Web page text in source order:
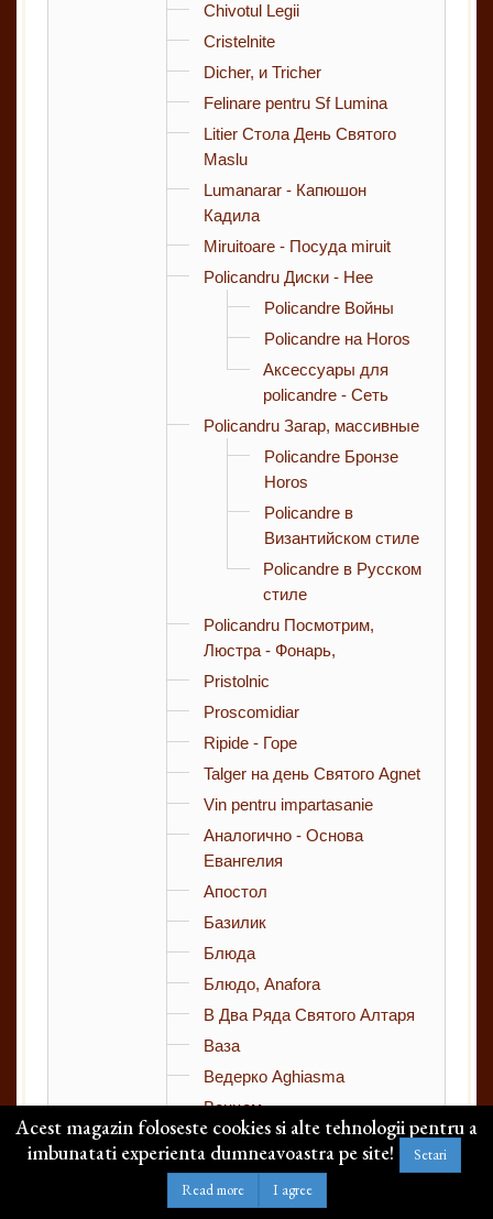
Chivotul Legii
Cristelnite
Dicher, и Tricher
Felinare pentru Sf Lumina
Litier Стола День Святого
Maslu
Lumanarar - Капюшон
Кадила
Miruitoare - Посуда miruit
Policandru Диски - Нее
Policandre Войны
Policandre на Horos
Аксессуары для
policandre - Сеть
Policandru Загар, массивные
Policandre Бронзе
Horos
Policandre в
Византийском стиле
Policandre в Русском
стиле
Policandru Посмотрим,
Люстра - Фонарь,
Pristolnic
Proscomidiar
Ripide - Горе
Talger на день Святого Agnet
Vin pentru impartasanie
Аналогично - Основа
Евангелия
Апостол
Базилик
Блюда
Блюдо, Anafora
В Два Ряда Святого Алтаря
Ваза
Ведерко Aghiasma
Венцом
Всплеск Aghiasma
Всякое Время Еды -
Серебро 925 Пробы
Acest magazin foloseste cookies si alte tehnologii pentru a
imbunatati experienta dumneavoastra pe site!
Setari
Read more
I agree